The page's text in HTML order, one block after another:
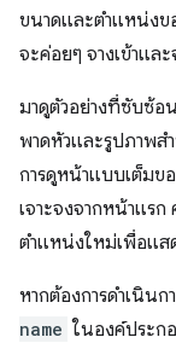
ขนาดและตำแหน่ง
จะค่อยๆ จางเข้าแล
มาดูตัวอย่างที่ซับซ้อ
พาดหัวและรูปภาพส
การดูหน้าแบบเต็มข
เจาะจงจากหน้าแร
ตำแหน่งใหม่เพื่อแส
หากต้องการดำเนิน
name ในองค์ประก